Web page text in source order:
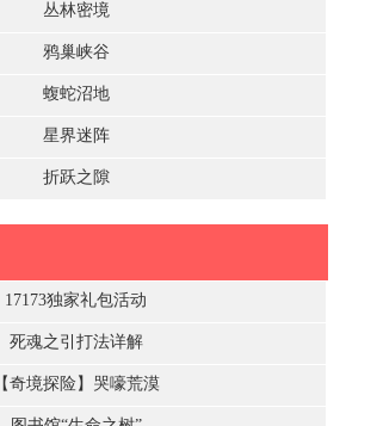
丛林密境
鸦巢峡谷
蝮蛇沼地
星界迷阵
折跃之隙
17173独家礼包活动
死魂之引打法详解
【奇境探险】哭嚎荒漠